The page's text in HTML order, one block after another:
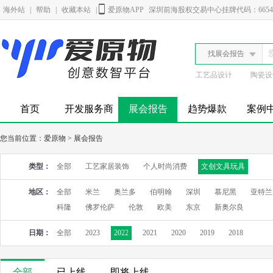
海外站 帮助 收藏本站 爱原物APP 深圳前海股权交易中心挂牌代码：
找展会报告
工艺品设计 陶瓷
首页 开发服务商 展会报告 趋势爆款 案例
您当前位置： 爱原物 > 展会报告
类型： 全部 工艺家居装饰 个人时尚消费 文创文具玩具
地区： 全部 米兰 奥兰多 伯明翰 深圳 慕尼黑
亚特
科隆
佛罗伦萨 伦敦 欧美 东京 新奥尔良
日期： 全部 2023 2022 2021 2020 2019 2018